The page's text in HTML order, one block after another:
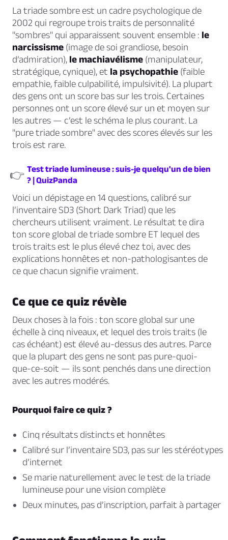
La triade sombre est un cadre psychologique de
2002 qui regroupe trois traits de personnalité
"sombres" qui apparaissent souvent ensemble : le
narcissisme (image de soi grandiose, besoin
d’admiration), le machiavélisme (manipulateur,
stratégique, cynique), et la psychopathie (faible
empathie, faible culpabilité, impulsivité). La plupart
des gens ont un score bas sur les trois. Certaines
personnes ont un score élevé sur un et moyen sur
les autres — c’est le schéma le plus courant. La
"pure triade sombre" avec des scores élevés sur les
trois est rare.
👉 Test triade lumineuse : suis-je quelqu'un de bien
? | QuizPanda
Voici un dépistage en 14 questions, calibré sur
l’inventaire SD3 (Short Dark Triad) que les
chercheurs utilisent vraiment. Le résultat te dira
ton score global de triade sombre ET lequel des
trois traits est le plus élevé chez toi, avec des
explications honnêtes et non-pathologisantes de
ce que chacun signifie vraiment.
Ce que ce quiz révèle
Deux choses à la fois : ton score global sur une
échelle à cinq niveaux, et lequel des trois traits (le
cas échéant) est élevé au-dessus des autres. Parce
que la plupart des gens ne sont pas pure-quoi-
que-ce-soit — ils sont penchés dans une direction
avec les autres modérés.
Pourquoi faire ce quiz ?
Cinq résultats distincts et honnêtes
Calibré sur l’inventaire SD3, pas sur les stéréotypes
d’internet
Se marie naturellement avec le test de la triade
lumineuse pour une vision complète
Deux minutes, pas d’inscription, parfait à partager